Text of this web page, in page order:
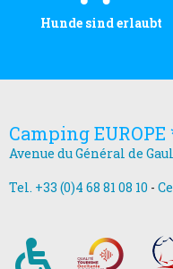
Hunde sind erlaubt
Camping
Avenue du Général de
Tel. +33 (0)4 68 81 08 10 -